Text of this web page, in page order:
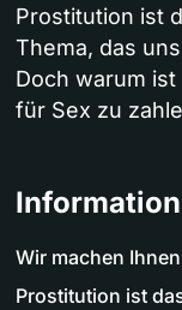
Prostitution ist
Thema, das
Doch warum
für Sex zu
Wir machen
Prostitution ist